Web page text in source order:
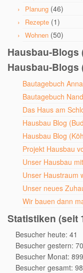
Planung (46)
Rezepte (1)
Wohnen (50)
Hausbau-Blogs
Hausbau-Blogs
Bautagebuch
Bautagebuch
Das Haus am
Hausbau Blog
Hausbau Blog
Projekt Hausbau
Unser Hausbau
Unser Haustraum
Unser neues
Wir bauen dann
Statistiken (seit
Besucher heute: 41
Besucher gestern: 70
Besucher Monat: 899
Besucher gesamt: